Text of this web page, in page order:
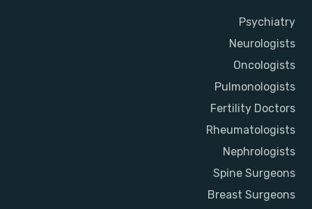
Psychiatry
Neurologists
Oncologists
Pulmonologists
Fertility Doctors
Rheumatologists
Nephrologists
Spine Surgeons
Breast Surgeons